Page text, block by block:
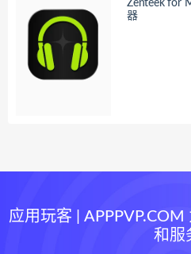
Zenteek for
器
应用玩客 |
和服